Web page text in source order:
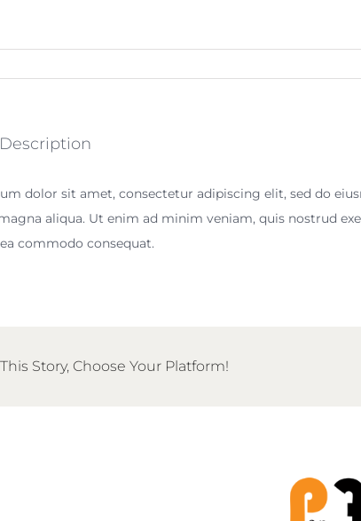
dolor sit amet, consectetur adipiscing elit, sed do
aliqua. Ut enim ad minim veniam, quis nostrud
commodo consequat.
Story, Choose Your Platform!